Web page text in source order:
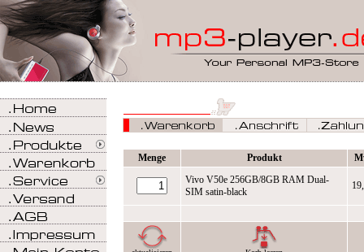
Menge Produkt
Vivo V50e 256GB/8GB RAM Dual-
SIM satin-black